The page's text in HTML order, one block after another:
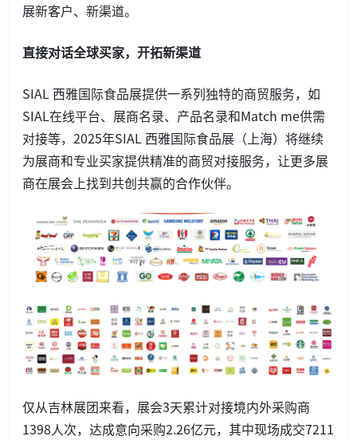
展新客户、新渠道。
直接对话全球买家，开拓新渠道
SIAL 西雅国际食品展提供一系列独特的商贸服务，如
SIAL在线平台、展商名录、产品名录和Match me供需
对接等，2025年SIAL 西雅国际食品展（上海）将继续
为展商和专业买家提供精准的商贸对接服务，让更多展
商在展会上找到共创共赢的合作伙伴。
仅从吉林展团来看，展会3天累计对接境内外采购商
1398人次，达成意向采购2.26亿元，其中现场成交7211